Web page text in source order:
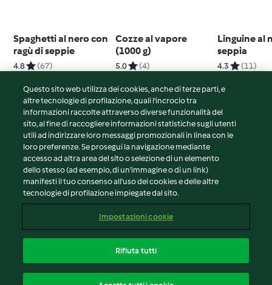
Spaghetti al nero con
ragù di seppie
4.8 (67)
Cozze al vapore
(1000 g)
5.0 (4)
Linguine al
seppia
4.3 (11)
© Copyright 2026
Termini del servizio
Informativa sulla privacy
Avvertenze generali
Note legali
Contenuto del rapporto
Dichiarazione di accessibilità
Questo sito web utilizza dei cookies, anche di terze parti, e
altre tecnologie di profilazione, quali l’incrocio tra
informazioni raccolte attraverso diverse funzionalità del
sito, al fine di raccogliere informazioni statistiche sugli utenti
utili ad indirizzare loro messaggi promozionali in linea con le
loro preferenze. Se prosegui la navigazione mediante
accesso ad altra area del sito o selezione di un elemento
dello stesso (ad esempio, di un'immagine o di un link)
manifesti il tuo consenso all'uso dei cookies e delle altre
tecnologie di profilazione impiegate dal sito.
Impostazioni cookie
Rifiuta tutti